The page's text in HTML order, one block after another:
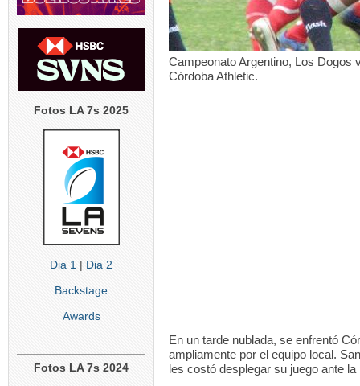
Fotos LA 7s 2025
Dia 1 | Dia 2
Backstage
Awards
Fotos LA 7s 2024
Campeonato Argentino, Los Dogos
Córdoba Athletic.
En un tarde nublada, se enfrentó
ampliamente por el equipo local.
les costó desplegar su juego ante